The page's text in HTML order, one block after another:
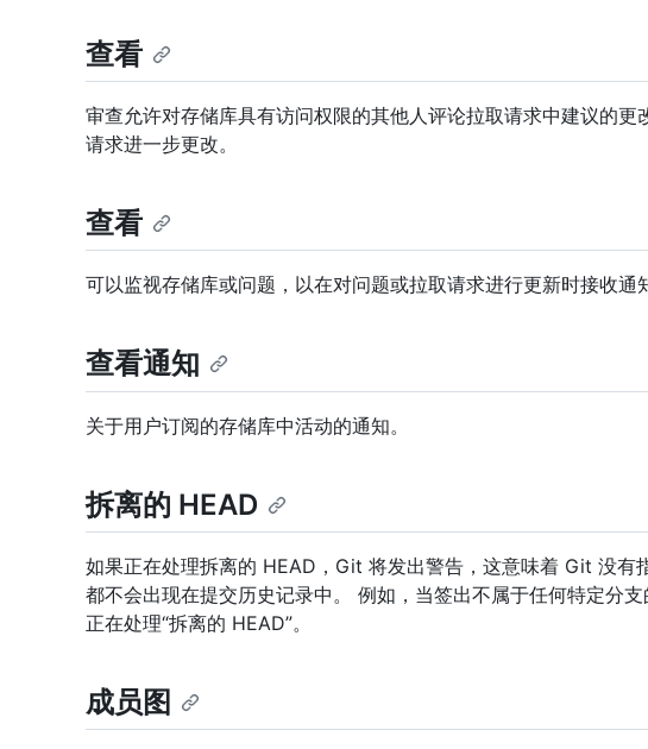
查看
审查允许对存储库具有访问权限的其他人评论拉取请求中建议的
请求进一步更改。
查看
可以监视存储库或问题，以在对问题或拉取请求进行更新时接收通
查看通知
关于用户订阅的存储库中活动的通知。
拆离的 HEAD
如果正在处理拆离的 HEAD，Git 将发出警告，这意味着 Git 没有
都不会出现在提交历史记录中。 例如，当签出不属于任何特定分
正在处理“拆离的 HEAD”。
成员图